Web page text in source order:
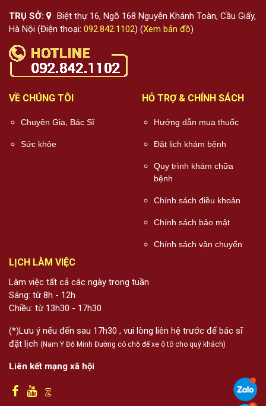
TRỤ SỞ:
Biệt thự 16, Ngõ 168 Nguyễn Khánh Toàn, Cầu Giấy,
Hà Nội (Điện thoại: 092.842.1102) (Xem bản đồ)
VỀ CHÚNG TÔI
Chuyên Gia, Bác Sĩ
Sức khỏe
HỖ TRỢ & CHÍNH SÁCH
Hướng dẫn mua thuốc
Đặt lịch khám bệnh
Quy trình khám chữa
bệnh
Chính sách điều khoản
Chính sách bảo mật
Chính sách vận chuyển
LỊCH LÀM VIỆC
Làm việc tất cả các ngày trong tuần
Sáng: từ 8h - 12h
Chiều: từ 13h30 - 17h30
(*)Lưu ý nếu đến sau 17h30 , vui lòng liên hệ trước để bác sĩ
đặt lịch (Nam Y Đỗ Minh Đường có chỗ để xe ô tô cho quý khách)
Liên kết mạng xã hội